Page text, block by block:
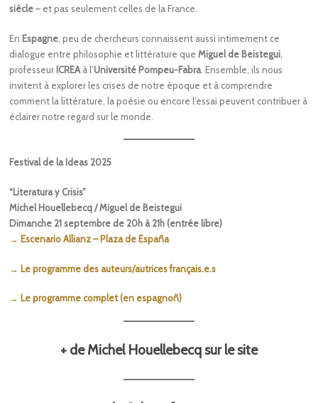
siècle– et pas seulement celles de la France.
En Espagne , peu de chercheurs connaissent aussi intimement ce
dialogue entre philosophie et littérature queMiguel de Beistegui
professeur ICREA à l’Université Pompeu-Fabra. Ensemble, ils nous
invitent à explorer les crises de notre époque et à comprendre
comment la littérature, la poésie ou encore l’essai peuvent contribuer à
éclairer notre regard sur le monde.
Festival de la Ideas 2025
“Literatura y Crisis”
Michel Houellebecq / Miguel de Beistegui
Dimanche 21 septembre de 20h à 21h (entrée libre)
→ Escenario Allianz – Plaza de España
→ Le programme des auteurs/autrices français.e.s
→ Le programme complet (en espagnoñ)
+ de Michel Houellebecq sur le site